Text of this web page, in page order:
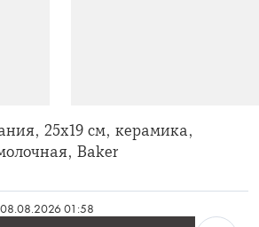
25х19 см, керамика,
Baker
08.08.2026 01:58